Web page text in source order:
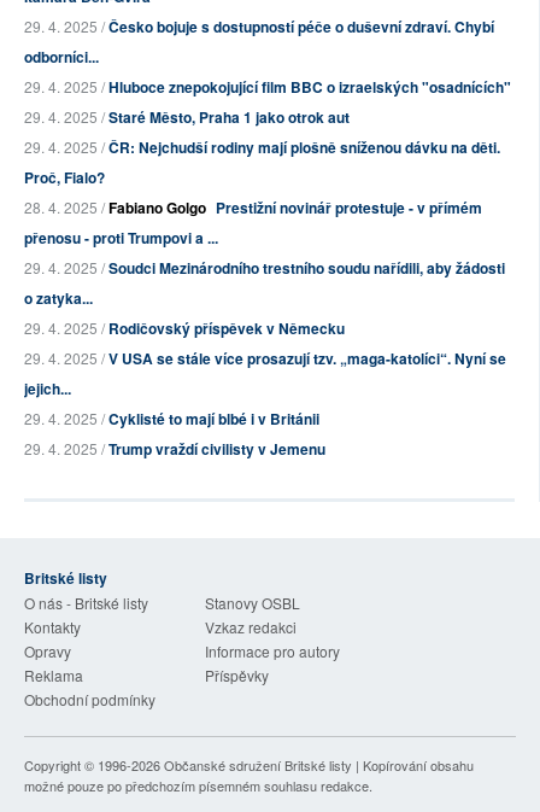
29. 4. 2025 /Česko bojuje s dostupností péče o duševní zdraví. Chybí
odborníci...
29. 4. 2025 /Hluboce znepokojující film BBC o izraelských "osadnících"
29. 4. 2025 /Staré Město, Praha 1 jako otrok aut
29. 4. 2025 /ČR: Nejchudší rodiny mají plošně sníženou dávku na děti.
Proč, Fialo?
28. 4. 2025 /Fabiano Golgo Prestižní novinář protestuje - v přímém
přenosu - proti Trumpovi a ...
29. 4. 2025 /Soudci Mezinárodního trestního soudu nařídili, aby žádosti
o zatyka...
29. 4. 2025 /Rodičovský příspěvek v Německu
29. 4. 2025 /V USA se stále více prosazují tzv. „maga-katolíci“. Nyní se
jejich...
29. 4. 2025 /Cyklisté to mají blbé i v Británii
29. 4. 2025 /Trump vraždí civilisty v Jemenu
Britské listy
O nás - Britské listy
Stanovy OSBL
Kontakty
Vzkaz redakci
Opravy
Informace pro autory
Reklama
Příspěvky
Obchodní podmínky
Copyright © 1996-2026Občanské sdružení Britské listy | Kopírování obsahu
možné pouze po předchozím písemném souhlasu redakce.